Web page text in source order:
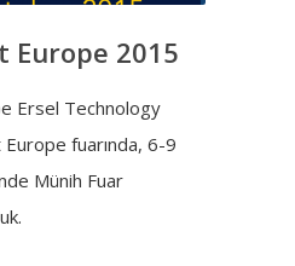
2015
Ersel Technology
fuarında, 6-9
Münih Fuar